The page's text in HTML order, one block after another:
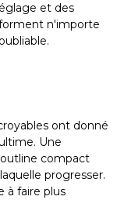
et des
n'importe
ont donné
Une
compact
progresser.
à faire plus